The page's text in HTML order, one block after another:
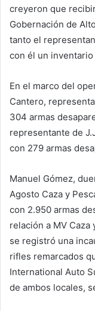
creyeron que
Gobernación de
tanto el
con él un
En el marco del
Cantero,
304 armas
representante de
con 279 armas
Manuel Gómez,
Agosto Caza y
con 2.950 armas
relación a MV Caza
se registró una
rifles remarcados
International Auto
de ambos locales,